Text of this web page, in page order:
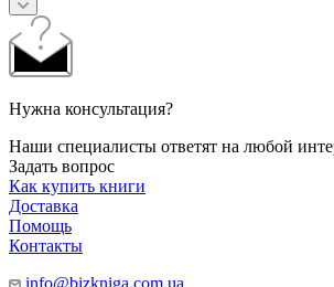
Нужна консультация?
Наши специалисты ответят на любой
Задать вопрос
Как купить книги
Доставка
Помощь
Контакты
info@bizkniga.com.ua